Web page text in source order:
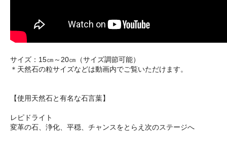
サイズ：15㎝～20㎝（サイズ調節可能）
＊天然石の粒サイズなどは動画内でご覧いただけます。
【使用天然石と有名な石言葉】
レピドライト
変革の石、浄化、平穏、チャンスをとらえ次のステージへ